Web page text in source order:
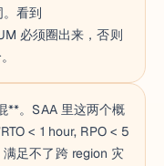
看到
必须圈出来，否则
**。SAA 里这两个概
< 1 hour, RPO < 5
足不了跨 region 灾